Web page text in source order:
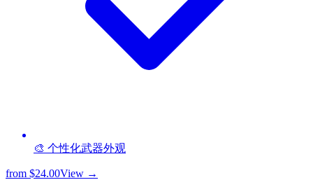
🎨 个性化武器外观
from $24.00View →